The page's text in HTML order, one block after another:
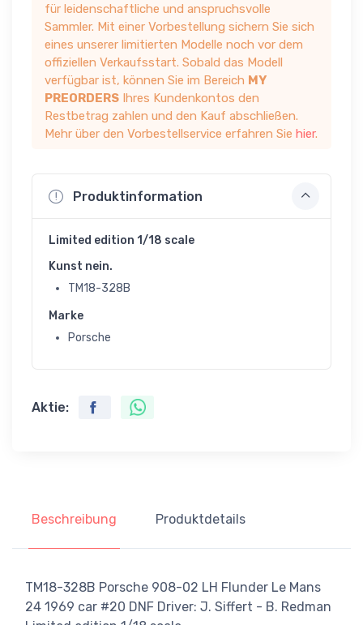
für leidenschaftliche und anspruchsvolle
Sammler. Mit einer Vorbestellung sichern Sie sich
eines unserer limitierten Modelle noch vor dem
offiziellen Verkaufsstart. Sobald das Modell
verfügbar ist, können Sie im Bereich MY
PREORDERS Ihres Kundenkontos den
Restbetrag zahlen und den Kauf abschließen.
Mehr über den Vorbestellservice erfahren Sie hier.
Produktinformation
Limited edition 1/18 scale
Kunst nein.
TM18-328B
Marke
Porsche
Aktie:
Beschreibung Produktdetails
TM18-328B Porsche 908-02 LH Flunder Le Mans
24 1969 car #20 DNF Driver: J. Siffert - B. Redman